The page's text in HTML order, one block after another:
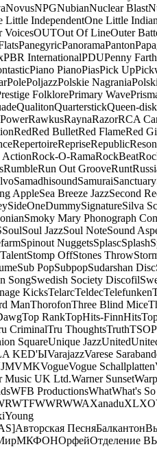
NovusNPGNubianNuclear Blast
Little IndependentOne Little Indian
VoicesOUTOut Of LineOuter
PanegyricPanoramaPanton
PBR InternationalPDUPenny
Piano PianoPiasPick Up
PolePoljazzPolskie Nagrania
FolklorePrimary Wave
QualitonQuarterstickQueen-disk
RawkusRaynaRazorRCA
RedRed BulletRed FlameRed
RepertoireRepriseRepublic
ActionRock-O-RamaRockBeat
RumbleRun Out GrooveRunt
SamadhisoundSamuraiSanctuary
AppleSea Breeze JazzSecond
SideOneDummySignatureSilva
Smoky Mary Phonograph
SoulSoul JazzSoul NoteSound
Spinout NuggetsSplascSplash
Stomp OffStones Throw
Sub PopSubpopSudarshan Disc
SongSwedish Society Discofil
KicksTelarcTeldecTelefunken
ManThorofonThree Blind Mice
Top RankTopHits-FinnHits
CriminalTru ThoughtsTruthTSOP
SquareUnique JazzUnited
KED'ЫVarajazzVarese
VMKVogueVogue Schallplatten
Music UK Ltd.Warner SunsetWarp
WFB ProductionsWhatWhat's
WWAXanaduXLXO
Young
Авторская ПесняБалкантон
МКФОНОрфейОтделение